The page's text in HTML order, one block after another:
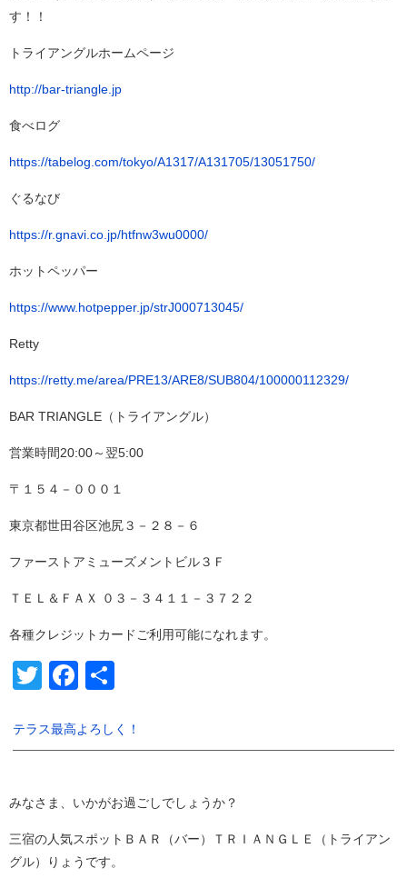
す！！
トライアングルホームページ
http://bar-triangle.jp
食べログ
https://tabelog.com/tokyo/A1317/A131705/13051750/
ぐるなび
https://r.gnavi.co.jp/htfnw3wu0000/
ホットペッパー
https://www.hotpepper.jp/strJ000713045/
Retty
https://retty.me/area/PRE13/ARE8/SUB804/100000112329/
BAR TRIANGLE（トライアングル）
営業時間20:00～翌5:00
〒１５４－０００１
東京都世田谷区池尻３－２８－６
ファーストアミューズメントビル３Ｆ
ＴＥＬ＆ＦＡＸ ０３－３４１１－３７２２
各種クレジットカードご利用可能になれます。
TwitterFacebook
テラス最高よろしく！
みなさま、いかがお過ごしでしょうか？
三宿の人気スポットＢＡＲ（バー）ＴＲＩＡＮＧＬＥ（トライアン
グル）りょうです。